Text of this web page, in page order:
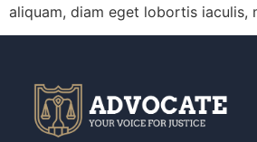
aliquam, diam eget lobortis iaculis,